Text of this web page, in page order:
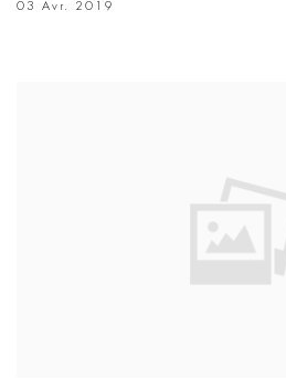
03 Avr. 2019